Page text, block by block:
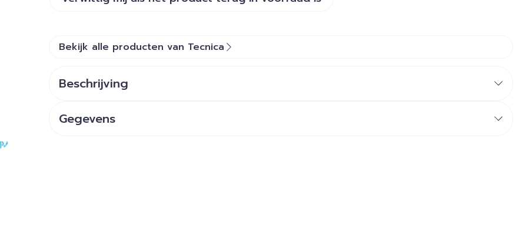
Bekijk alle producten van Tecnica
Beschrijving
Gegevens